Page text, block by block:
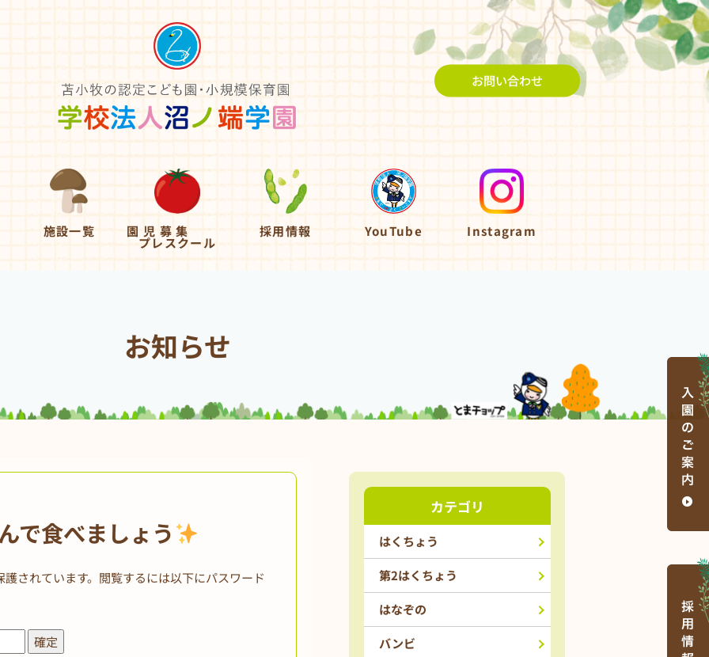
お問い合わせ
施設一覧 園 児 募 集
プレスクール
採用情報 YouTube Instagram
お知らせ
で食べましょう
されています。閲覧するには以下にパスワード
カテゴリ
はくちょう
第2はくちょう
はなぞの
バンビ